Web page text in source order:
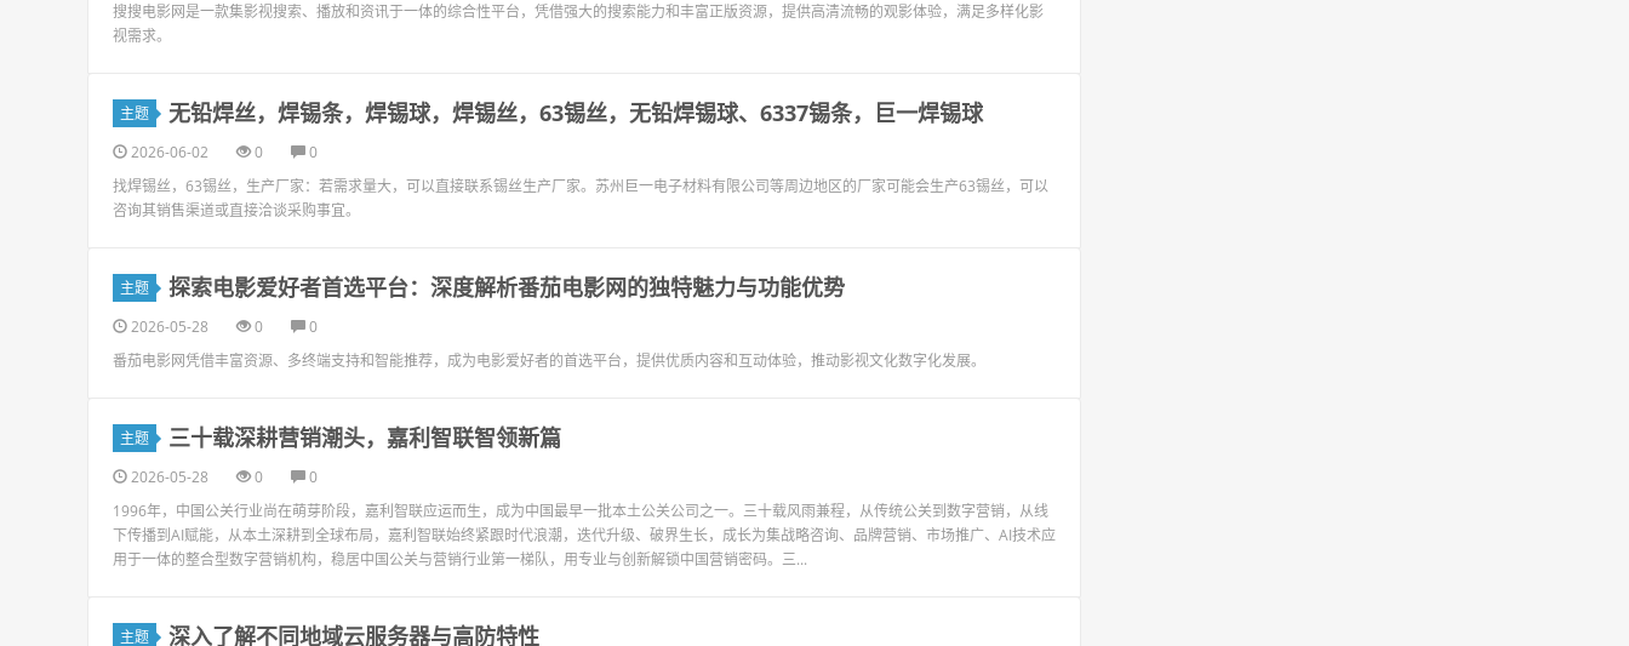
搜搜电影网是一款集影视搜索、播放和资讯于一体的综合性平台，凭借强大的搜索能力和丰富正版资源，提供高清流畅的观影体验，满足多样化影
视需求。
主题 无铅焊丝，焊锡条，焊锡球，焊锡丝，63锡丝，无铅焊锡球、6337锡条，巨一焊锡球
2026-06-02 0
0
找焊锡丝，63锡丝，生产厂家：若需求量大，可以直接联系锡丝生产厂家。苏州巨一电子材料有限公司等周边地区的厂家可能会生产63锡丝，可以
咨询其销售渠道或直接洽谈采购事宜。
主题 探索电影爱好者首选平台：深度解析番茄电影网的独特魅力与功能优势
2026-05-28 0
0
番茄电影网凭借丰富资源、多终端支持和智能推荐，成为电影爱好者的首选平台，提供优质内容和互动体验，推动影视文化数字化发展。
主题 三十载深耕营销潮头，嘉利智联智领新篇
2026-05-28 0
0
1996年，中国公关行业尚在萌芽阶段，嘉利智联应运而生，成为中国最早一批本土公关公司之一。三十载风雨兼程，从传统公关到数字营销，从线
下传播到AI赋能，从本土深耕到全球布局，嘉利智联始终紧跟时代浪潮，迭代升级、破界生长，成长为集战略咨询、品牌营销、市场推广、AI技术应
用于一体的整合型数字营销机构，稳居中国公关与营销行业第一梯队，用专业与创新解锁中国营销密码。三...
主题 深入了解不同地域云服务器与高防特性